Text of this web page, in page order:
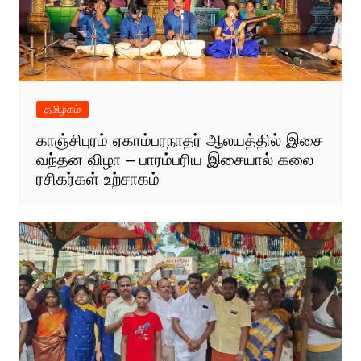
தமிழகம்
காஞ்சிபுரம் ஏகாம்பரநாதர் ஆலயத்தில் இசை
வந்தன விழா – பாரம்பரிய இசையால் கலை
ரசிகர்கள் உற்சாகம்